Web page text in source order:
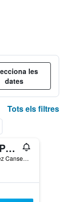
les
dates
Tots els filtres
Hostal El Patio Miraflores
Calle Ernesto Diez Canseco 341, Lima, Perú